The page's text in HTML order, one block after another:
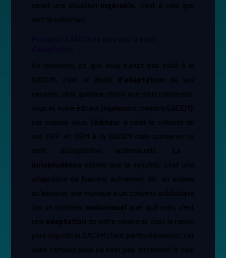
serait une situation ​ ingérable ​, c’est à cela que
sert la collective.
En revanche, ce que vous n’avez pas cédé à la
SACEM, c’est le ​ droit d’adaptation de vos
oeuvres, c’est quelque chose que vous conservez,
vous et votre éditeur (également membre SACEM);
car comme vous, ​ l’éditeur a cédé la collecte de
ses DEP et DRM à la SACEM mais conserve ce
droit d’adaptation audiovisuelle. La ​
jurisprudence estime que la synchro, c’est une
adaptation de l’oeuvre; autrement dit, on estime
qu’associer une musique à un contenu publicitaire
(ou un contenu ​ audiovisuel quel qu’il soit), c’est
une ​ adaptation de votre oeuvre et c’est la raison
pour laquelle la SACEM (tout particulièrement, car
dans certains pays ce n’est pas forcément le cas)